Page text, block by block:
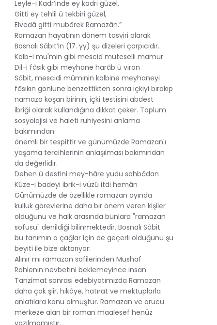
Leyle-i Kadr’inde ey kadri güzel,
Gitti ey tehlil ü tekbiri güzel,
Elvedâ gitti mübârek Ramazân.”
Ramazan hayatının dönem tasviri olarak
Bosnalı Sâbit’in (17. yy) şu dizeleri çarpıcıdır.
Kalb-i mü'min gibi mescid müteselli mamur
Dil-i fâsık gibi meyhane harâb ü viran
Sâbit, mescidi müminin kalbine meyhaneyi
fâsıkın gönlüne benzettikten sonra içkiyi bırakıp
namaza koşan birinin, içki testisini abdest
ibriği olarak kullandığına dikkat çeker. Toplum
sosyolojisi ve haleti ruhiyesini anlama
bakımından
önemli bir tespittir ve günümüzde Ramazan'ı
yaşama tercihlerinin anlaşılması bakımından
da değerlidir.
Dehen ü destini mey-hâre yudu sahbâdan
Kûze-i badeyi ibrik-i vüzû itdi hemân
Günümüzde de özellikle ramazan ayında
kulluk görevlerine daha bir önem veren kişiler
olduğunu ve halk arasında bunlara "ramazan
sofusu" denildiği bilinmektedir. Bosnalı Sâbit
bu tanımın o çağlar için de geçerli olduğunu şu
beyiti ile bize aktarıyor:
Alınır mı ramazan sofilerinden Mushaf
Rahlenin nevbetini beklemeyince insan
Tanzimat sonrası edebiyatımızda Ramazan
daha çok şiir, hikâye, hatırat ve mektuplarla
anlatılara konu olmuştur. Ramazan ve orucu
merkeze alan bir roman maalesef henüz
yazılmamıştır.